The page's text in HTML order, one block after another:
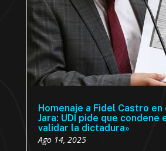
Homenaje a Fidel Castro en
Jara: UDI pide que condene
validar la dictadura»
Ago 14, 2025